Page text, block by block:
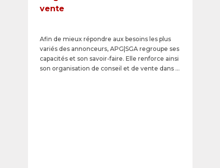
vente
Afin de mieux répondre aux besoins les plus
variés des annonceurs, APG|SGA regroupe ses
capacités et son savoir-faire. Elle renforce ainsi
son organisation de conseil et de vente dans le